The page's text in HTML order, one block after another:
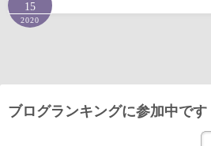
15
2020
ブログランキングに参加中です